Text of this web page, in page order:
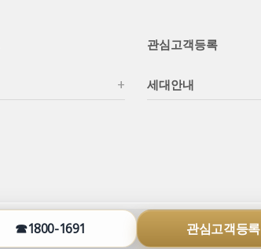
관심고객등록
세대안내
☎1800-1691 관심고객등록